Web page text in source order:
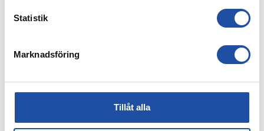
Statistik
Marknadsföring
Tillåt alla